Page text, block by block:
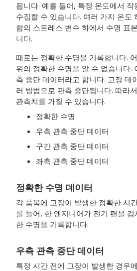
됩니다. 예를 들어, 특정 온도에서
수집할 수 있습니다. 여러 가지 온도
합의 스트레스 변수 하에서 수명 표
니다.
때로는 정확한 수명을 기록합니다.
위의 정확한 수명을 알 수 없습니다.
측 중단 데이터라고 합니다. 고장 데
러 방법으로 관측 중단됩니다. 따라
관측치를 가질 수 있습니다.
정확한 수명
우측 관측 중단 데이터
구간 관측 중단 데이터
좌측 관측 중단 데이터
정확한 수명 데이터
각 품목에 고장이 발생한 정확한 시
를 들어, 한 엔지니어가 전기 팬을
한 수명을 기록합니다.
우측 관측 중단 데이터
특정 시간 전에 고장이 발생한 경우